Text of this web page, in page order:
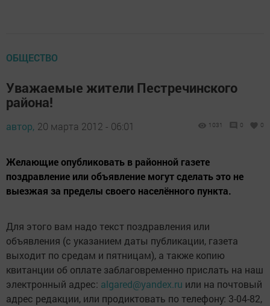
ОБЩЕСТВО
Уважаемые жители Пестречинского
района!
автор, 20 марта 2012 - 06:01 1031 0 0
Желающие опубликовать в районной газете
поздравление или объявление могут сделать это не
выезжая за пределы своего населённого пункта.
Для этого вам надо текст поздравления или
объявления (с указанием даты публикации, газета
выходит по средам и пятницам), а также копию
квитанции об оплате заблаговременно прислать на наш
электронный адрес: algared@yandex.ru или на почтовый
адрес редакции, или продиктовать по телефону: 3-04-82,